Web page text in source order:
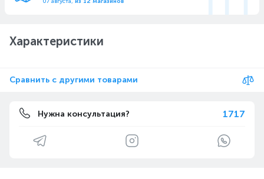
Характеристики
Сравнить с другими товарами
Нужна консультация? 1717